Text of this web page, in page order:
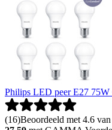
Philips LED peer E27 75W
(16)Beoordeeld met 4.6